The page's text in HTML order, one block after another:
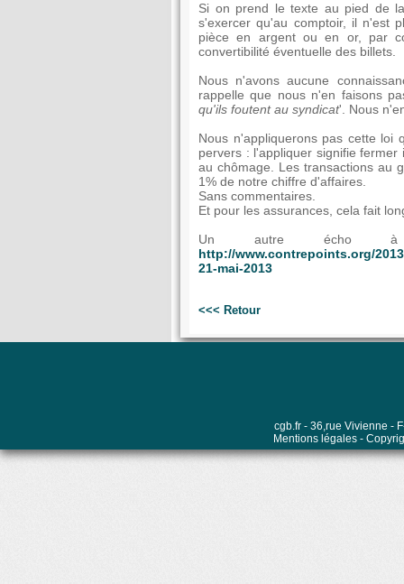
Si on prend le texte au pied de
s'exercer qu'au comptoir, il n'est
pièce en argent ou en or, par
convertibilité éventuelle des billets.
Nous n'avons aucune
rappelle que nous n'en faisons
qu'ils foutent au syndicat'. Nous
Nous n'appliquerons pas cette loi
pervers : l'appliquer signifie
au chômage. Les transactions au
1% de notre chiffre d'affaires.
Sans commentaires.
Et pour les assurances, cela fait
Un autre écho
http://www.contrepoints.org/
21-mai-2013
<<< Retour
cgb.fr - 36,rue Vivienne -
Mentions légales-